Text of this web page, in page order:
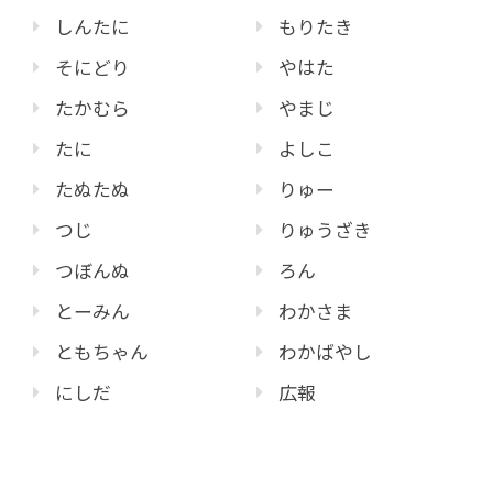
しんたに
そにどり
たかむら
たに
たぬたぬ
つじ
つぼんぬ
とーみん
ともちゃん
にしだ
もりたき
やはた
やまじ
よしこ
りゅー
りゅうざき
ろん
わかさま
わかばやし
広報